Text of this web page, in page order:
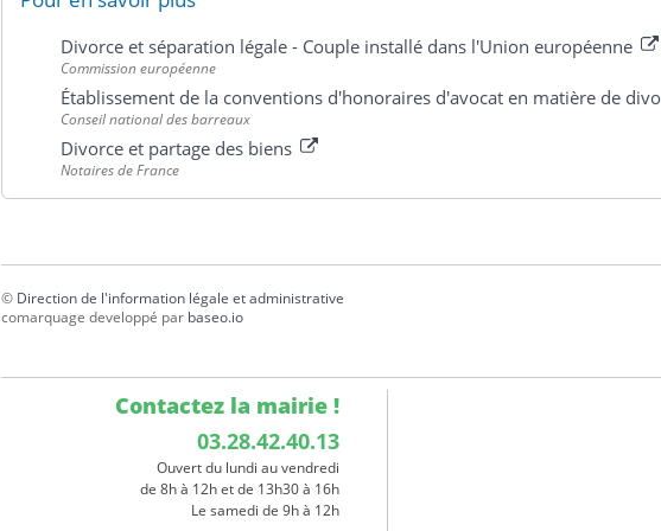
Divorce et séparation légale - Couple installé dans l'Union européenne
Commission européenne
Établissement de la conventions d'honoraires d'avocat en matière de
Conseil national des barreaux
Divorce et partage des biens
Notaires de France
© Direction de l'information légale et administrative
comarquage developpé par baseo.io
Contactez la mairie !
03.28.42.40.13
Ouvert du lundi au vendredi
de 8h à 12h et de 13h30 à 16h
Le samedi de 9h à 12h